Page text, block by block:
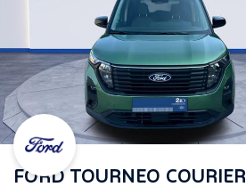
FORD TOURNEO COURIER